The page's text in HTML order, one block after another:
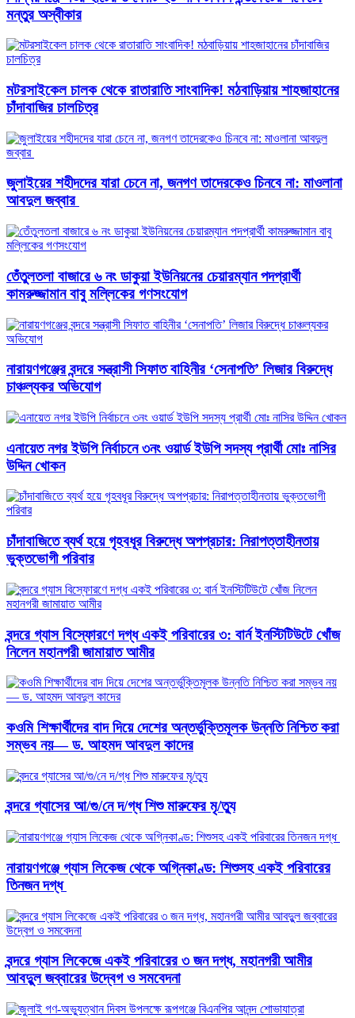
মন্তুর অস্বীকার
মটরসাইকেল চালক থেকে রাতারাতি সাংবাদিক! মঠবাড়িয়ায় শাহজাহানের
চাঁদাবাজির চালচিত্র
জুলাইয়ের শহীদদের যারা চেনে না, জনগণ তাদেরকেও চিনবে না: মাওলানা
আবদুল জব্বার ​
তেঁতুলতলা বাজারে ৬ নং ডাকুয়া ইউনিয়নের চেয়ারম্যান পদপ্রার্থী
কামরুজ্জামান বাবু মল্লিকের গণসংযোগ
নারায়ণগঞ্জের বন্দরে সন্ত্রাসী সিফাত বাহিনীর ‘সেনাপতি’ লিজার বিরুদ্ধে
চাঞ্চল্যকর অভিযোগ
এনায়েত নগর ইউপি নির্বাচনে ৩নং ওয়ার্ড ইউপি সদস্য প্রার্থী মোঃ নাসির
উদ্দিন খোকন
চাঁদাবাজিতে ব্যর্থ হয়ে গৃহবধূর বিরুদ্ধে অপপ্রচার: নিরাপত্তাহীনতায়
ভুক্তভোগী পরিবার
বন্দরে গ্যাস বিস্ফোরণে দগ্ধ একই পরিবারের ৩: বার্ন ইনস্টিটিউটে খোঁজ
নিলেন মহানগরী জামায়াত আমীর
কওমি শিক্ষার্থীদের বাদ দিয়ে দেশের অন্তর্ভুক্তিমূলক উন্নতি নিশ্চিত করা
সম্ভব নয়— ড. আহমদ আবদুল কাদের
বন্দরে গ্যাসের আ/গু/নে দ/গ্ধ শিশু মারুফের মৃ/ত্যু
নারায়ণগঞ্জে গ্যাস লিকেজ থেকে অগ্নিকাণ্ড: শিশুসহ একই পরিবারের
তিনজন দগ্ধ ​
বন্দরে গ্যাস লিকেজে একই পরিবারের ৩ জন দগ্ধ, মহানগরী আমীর
আবদুুল জব্বারের উদ্বেগ ও সমবেদনা